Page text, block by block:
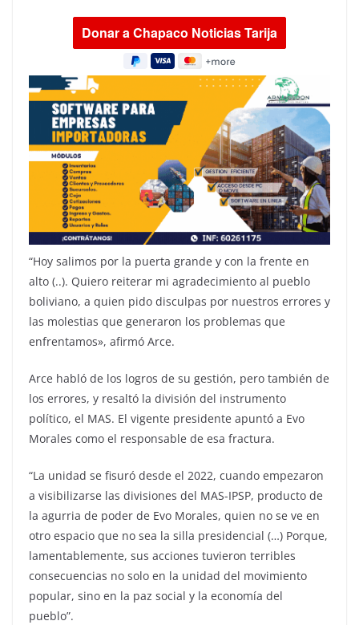
“Hoy salimos por la puerta grande y con la frente en
alto (..). Quiero reiterar mi agradecimiento al pueblo
boliviano, a quien pido disculpas por nuestros errores y
las molestias que generaron los problemas que
enfrentamos», afirmó Arce.
Arce habló de los logros de su gestión, pero también de
los errores, y resaltó la división del instrumento
político, el MAS. El vigente presidente apuntó a Evo
Morales como el responsable de esa fractura.
“La unidad se fisuró desde el 2022, cuando empezaron
a visibilizarse las divisiones del MAS-IPSP, producto de
la agurria de poder de Evo Morales, quien no se ve en
otro espacio que no sea la silla presidencial (…) Porque,
lamentablemente, sus acciones tuvieron terribles
consecuencias no solo en la unidad del movimiento
popular, sino en la paz social y la economía del
pueblo”.